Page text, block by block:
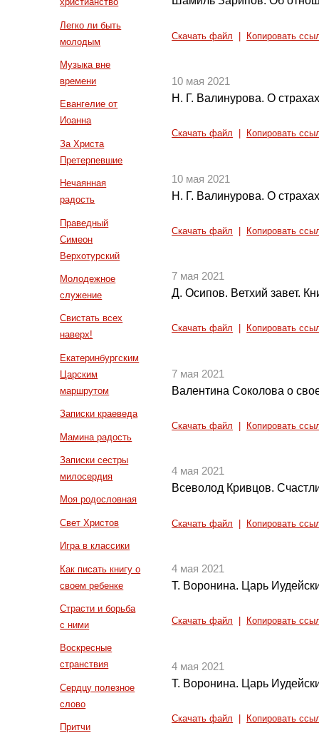
Легко ли быть
молодым
Музыка вне
времени
Евангелие от
Иоанна
За Христа
Претерпевшие
Нечаянная
радость
Праведный
Симеон
Верхотурский
Молодежное
служение
Свистать всех
наверх!
Екатеринбургским
Царским
маршрутом
Записки краеведа
Мамина радость
Записки сестры
милосердия
Моя родословная
Свет Христов
Игра в классики
Как писать книгу о
своем ребенке
Страсти и борьба
с ними
Воскресные
странствия
Сердцу полезное
слово
Притчи
Скачать файл Копировать
10 мая 2021
Н. Г. Валинурова. О
Скачать файл Копировать
10 мая 2021
Н. Г. Валинурова. О
Скачать файл Копировать
7 мая 2021
Д. Осипов. Ветхий завет.
Скачать файл Копировать
7 мая 2021
Валентина Соколова о
Скачать файл Копировать
4 мая 2021
Всеволод Кривцов.
Скачать файл Копировать
4 мая 2021
Т. Воронина. Царь
Скачать файл Копировать
4 мая 2021
Т. Воронина. Царь
Скачать файл Копировать